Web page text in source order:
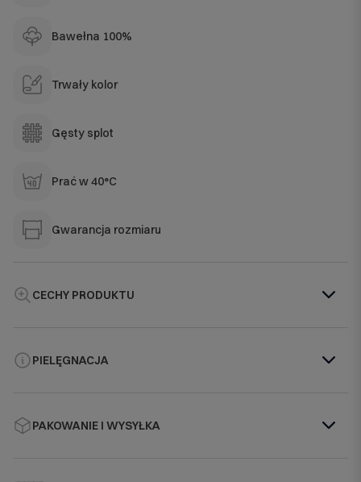
Bawełna 100%
Trwały kolor
Gęsty splot
Prać w 40°C
Gwarancja rozmiaru
CECHY PRODUKTU
PIELĘGNACJA
PAKOWANIE I WYSYŁKA